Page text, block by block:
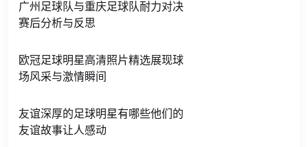
广州足球队与重庆足球队耐力对决
赛后分析与反思
欧冠足球明星高清照片精选展现球
场风采与激情瞬间
友谊深厚的足球明星有哪些他们的
友谊故事让人感动